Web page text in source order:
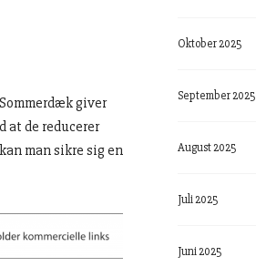
giver
at de reducerer
man sikre sig en
Oktober 2025
September 2025
August 2025
Juli 2025
Juni 2025